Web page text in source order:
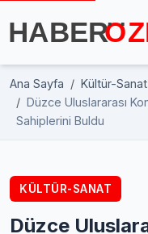
Ana Sayfa
Kültür-Sanat
Düzce Uluslararası
Sahiplerini Buldu
KÜLTÜR-SANAT
Düzce